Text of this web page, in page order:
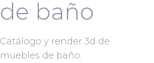
de baño
Catálogo y render 3d de
muebles de baño.